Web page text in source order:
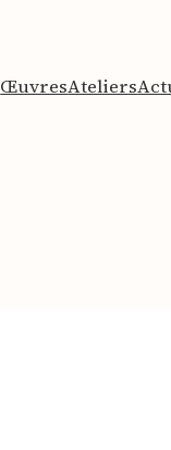
ŒuvresAteliers